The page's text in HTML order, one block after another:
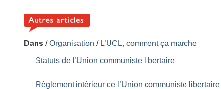
Dans /Organisation / L’UCL, comment ça marche
Statuts de l’Union communiste libertaire
Règlement intérieur de l’Union communiste libertaire